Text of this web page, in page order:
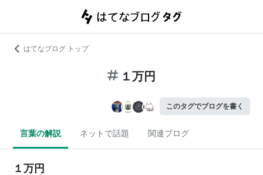
はてなブログ トップ
１万円
このタグでブログを書く
言葉の解説 ネットで話題 関連ブログ
１万円